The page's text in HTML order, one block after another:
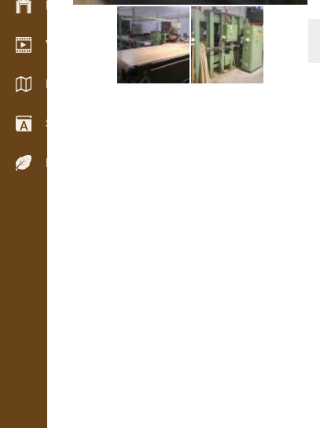
Készlet kezelés
Video bemutatóterem
Katalógusok / Prospektusok
Szótár
Fafajok